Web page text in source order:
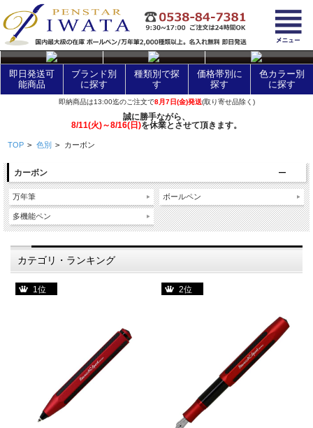
layer Control
即日発送可
能商品
ブランド別
に探す
種類別で探
す
価格帯別に
探す
色カラー別
に探す
即納商品は13:00迄のご注文で8月7日(金)発送(取り寄せ品除く)
誠に勝手ながら、
8/11(火)～8/16(日)を休業とさせて頂きます。
TOP > 色別 > カーボン
カーボン
万年筆
多機能ペン
ボールペン
カテゴリ・ランキング
1位 2位